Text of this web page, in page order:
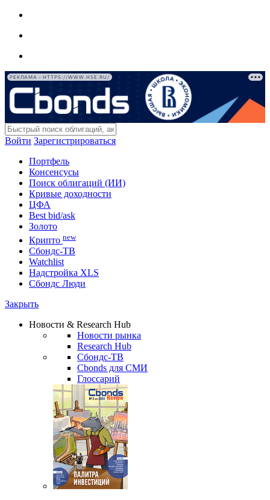
РЕКЛАМА • HTTPS://WWW.HSE.RU/
Войти Зарегистрироваться
Портфель
Консенсусы
Поиск облигаций (ИИ)
Кривые доходности
ЦФА
Best bid/ask
Золото
Крипто new
Сбондс-ТВ
Watchlist
Надстройка XLS
Сбондс Люди
Закрыть
Новости & Research Hub
Новости рынка
Research Hub
Сбондс-ТВ
Cbonds для СМИ
Глоссарий